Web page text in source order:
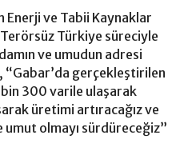
Enerji ve Tabii Kaynaklar
Türkiye süreciyle
ve umudun adresi
gerçekleştirilen
300 varile ulaşarak
üretimi artıracağız ve
umut olmayı sürdüreceğiz”